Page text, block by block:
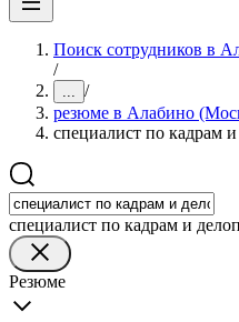
Поиск сотрудников в
/
... /
резюме в Алабино
специалист по кадрам
специалист по кадрам и
Резюме